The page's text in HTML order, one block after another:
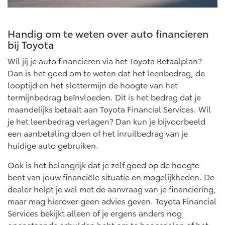
Vanaf € 46.301,- Vanaf € 56.570,-
Land Cruiser (excl. BTW)
Vanaf € 89.986,-
Handig om te weten over auto financieren
bij Toyota
Wil jij je auto financieren via het Toyota Betaalplan?
Dan is het goed om te weten dat het leenbedrag, de
looptijd en het slottermijn de hoogte van het
termijnbedrag beïnvloeden. Dit is het bedrag dat je
maandelijks betaalt aan Toyota Financial Services. Wil
je het leenbedrag verlagen? Dan kun je bijvoorbeeld
een aanbetaling doen of het inruilbedrag van je
huidige auto gebruiken.
Ook is het belangrijk dat je zelf goed op de hoogte
bent van jouw financiële situatie en mogelijkheden. De
dealer helpt je wel met de aanvraag van je financiering,
maar mag hierover geen advies geven. Toyota Financial
Services bekijkt alleen of je ergens anders nog